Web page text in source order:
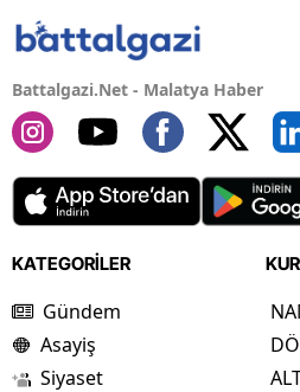
Battalgazi.Net - Malatya Haber
KATEGORİLER
Gündem
Asayiş
Siyaset